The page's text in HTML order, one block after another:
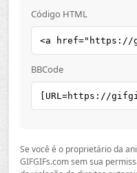
Código HTML
BBCode
Se você é o proprietário da
GIFGIFs.com sem sua